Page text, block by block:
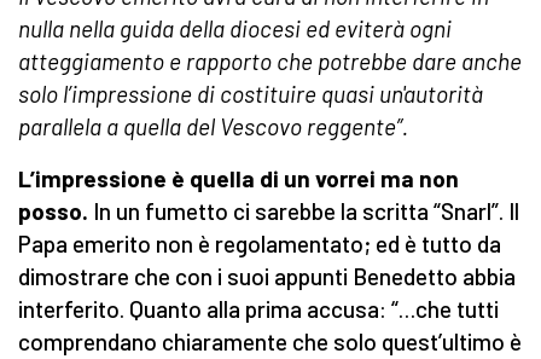
nulla nella guida della diocesi ed eviterà ogni
atteggiamento e rapporto che potrebbe dare anche
solo l’impressione di costituire quasi un'autorità
parallela a quella del Vescovo reggente”.
L’impressione è quella di un vorrei ma non
posso. In un fumetto ci sarebbe la scritta “Snarl”. Il
Papa emerito non è regolamentato; ed è tutto da
dimostrare che con i suoi appunti Benedetto abbia
interferito. Quanto alla prima accusa: “…che tutti
comprendano chiaramente che solo quest’ultimo è